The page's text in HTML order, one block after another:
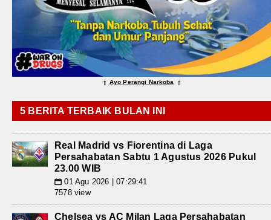
⇑ Ayo Perangi Narkoba ⇑
5 BERITA TERBAIK BULAN INI
Real Madrid vs Fiorentina di Laga
Persahabatan Sabtu 1 Agustus 2026 Pukul
23.00 WIB
📅 01 Agu 2026 | 07:29:41
7578 view
Chelsea vs AC Milan Laga Persahabatan